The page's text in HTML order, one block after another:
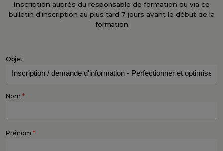
Inscription auprès du responsable de formation ou via ce
bulletin d'inscription au plus tard 7 jours avant le début de la
formation
Objet
Nom *
Prénom *